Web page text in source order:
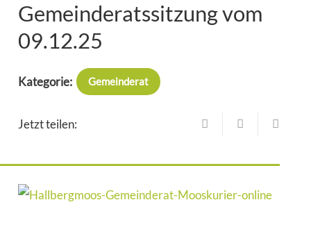
Gemeinderatssitzung vom
09.12.25
Kategorie: Gemeinderat
Jetzt teilen: